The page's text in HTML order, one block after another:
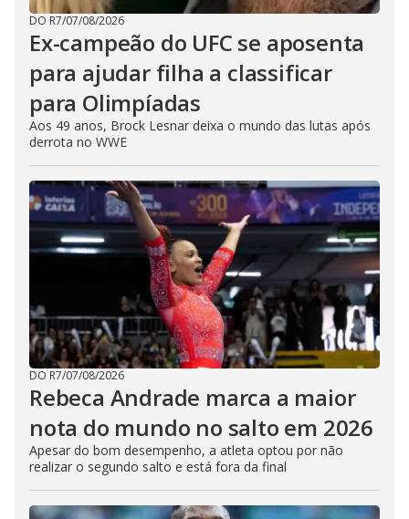
DO R7/07/08/2026
Ex-campeão do UFC se aposenta
para ajudar filha a classificar
para Olimpíadas
Aos 49 anos, Brock Lesnar deixa o mundo das lutas após
derrota no WWE
DO R7/07/08/2026
Rebeca Andrade marca a maior
nota do mundo no salto em 2026
Apesar do bom desempenho, a atleta optou por não
realizar o segundo salto e está fora da final